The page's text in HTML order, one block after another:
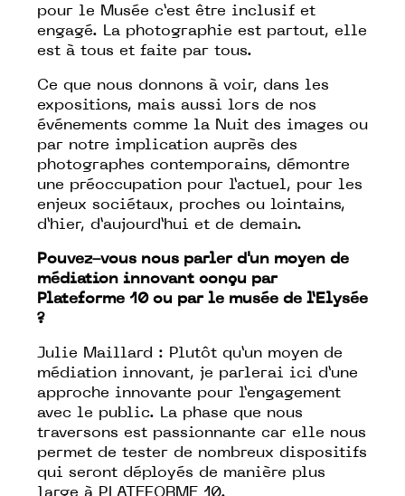
pour le Musée c’est être inclusif et
engagé. La photographie est partout, elle
est à tous et faite par tous.
Ce que nous donnons à voir, dans les
expositions, mais aussi lors de nos
événements comme la Nuit des images ou
par notre implication auprès des
photographes contemporains, démontre
une préoccupation pour l’actuel, pour les
enjeux sociétaux, proches ou lointains,
d’hier, d’aujourd’hui et de demain.
Pouvez-vous nous parler d'un moyen de
médiation innovant conçu par
Plateforme 10 ou par le musée de l’Elysée
?
Julie Maillard : Plutôt qu’un moyen de
médiation innovant, je parlerai ici d’une
approche innovante pour l’engagement
avec le public. La phase que nous
traversons est passionnante car elle nous
permet de tester de nombreux dispositifs
qui seront déployés de manière plus